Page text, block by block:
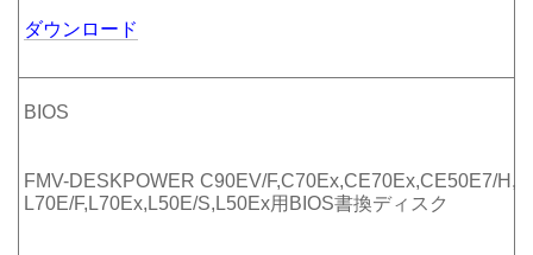
ダウンロード
BIOS
FMV-DESKPOWER C90EV/F,C70Ex,CE70Ex,CE50E7/H,
L70E/F,L70Ex,L50E/S,L50Ex用BIOS書換ディスク